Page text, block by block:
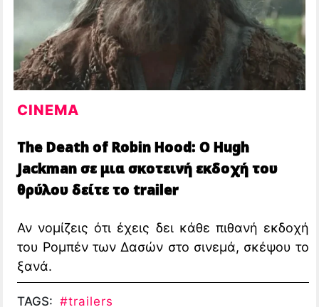
CINEMA
The Death of Robin Hood: Ο Hugh
Jackman σε μια σκοτεινή εκδοχή του
θρύλου δείτε το trailer
Αν νομίζεις ότι έχεις δει κάθε πιθανή εκδοχή
του Ρομπέν των Δασών στο σινεμά, σκέψου το
ξανά.
TAGS: #trailers